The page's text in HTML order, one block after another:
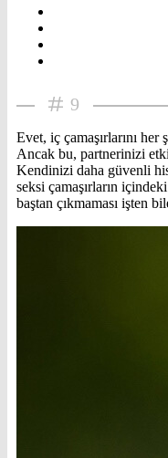
9
Evet, iç çamaşırlarını her
Ancak bu, partnerinizi
Kendinizi daha güvenli
seksi çamaşırların
baştan çıkmaması işten